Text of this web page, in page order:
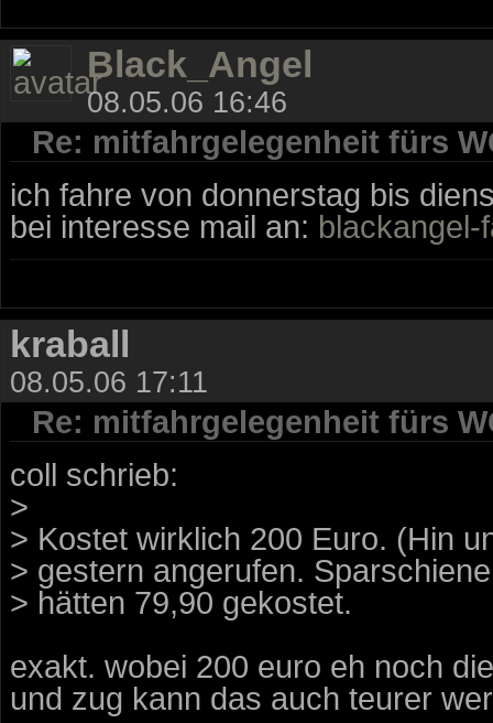
Black_Angel
08.05.06 16:46
Re: mitfahrgelegenheit fürs
ich fahre von donnerstag bis
bei interesse mail an: blackangel-
kraball
08.05.06 17:11
Re: mitfahrgelegenheit fürs
coll schrieb:
>
> Kostet wirklich 200 Euro. (Hin
> gestern angerufen.
> hätten 79,90 gekostet.
exakt. wobei 200 euro eh noch
und zug kann das auch teurer